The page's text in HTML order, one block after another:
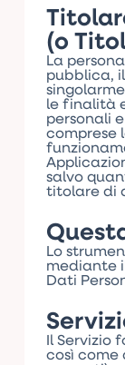
(o
La
pubblica,
le finalità
personali
comprese
salvo
titolare di
Lo
mediante
Dati
Il Servizio
così come